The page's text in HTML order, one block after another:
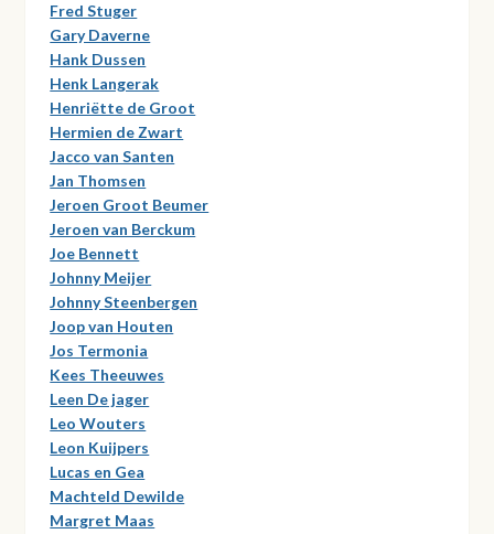
Fred Stuger
Gary Daverne
Hank Dussen
Henk Langerak
Henriëtte de Groot
Hermien de Zwart
Jacco van Santen
Jan Thomsen
Jeroen Groot Beumer
Jeroen van Berckum
Joe Bennett
Johnny Meijer
Johnny Steenbergen
Joop van Houten
Jos Termonia
Kees Theeuwes
Leen De jager
Leo Wouters
Leon Kuijpers
Lucas en Gea
Machteld Dewilde
Margret Maas